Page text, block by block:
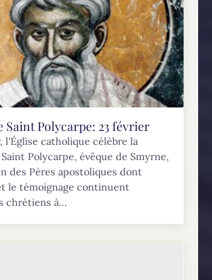
Saint Polycarpe: 23 février
l'Église catholique célèbre la
Polycarpe, évêque de Smyrne,
des Pères apostoliques dont
le témoignage continuent
chrétiens à...